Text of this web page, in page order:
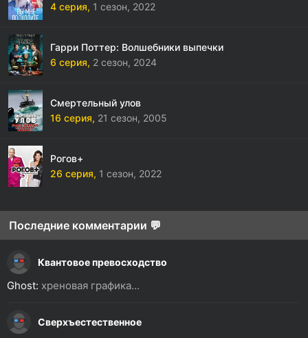
4 серия, 1 сезон, 2022
Гарри Поттер: Волшебники выпечки
6 серия, 2 сезон, 2024
Смертельный улов
16 серия, 21 сезон, 2005
Рогов+
26 серия, 1 сезон, 2022
Последние комментарии 💬
Квантовое превосходство
Ghost: хреновая графика...
Сверхъестественное